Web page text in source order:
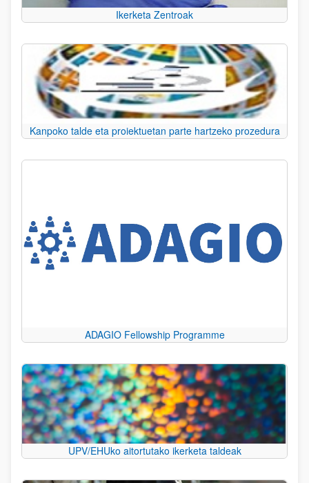
Ikerketa Zentroak
Kanpoko talde eta proiektuetan parte hartzeko prozedura
ADAGIO Fellowship Programme
UPV/EHUko aitortutako ikerketa taldeak